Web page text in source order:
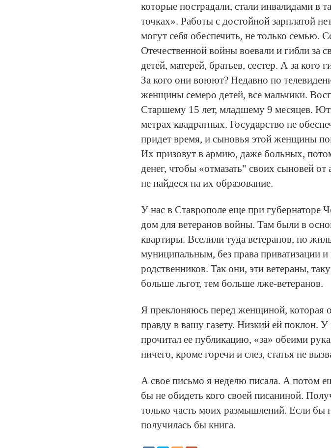
которые пострадали, стали инвалидами в
точках». Работы с достойной зарплатой
могут себя обеспечить, не только семью.
Отечественной войны воевали и гибли за
детей, матерей, братьев, сестер. А за кого
За кого они воюют? Недавно по
женщины семеро детей, все мальчики.
Старшему 15 лет, младшему 9 месяцев.
метрах квадратных. Государство не
придет время, и сыновья этой женщины
Их призовут в армию, даже больных,
денег, чтобы «отмазать" своих сыновей
не найдеся на их образование.
У нас в Ставрополе еще при губернаторе
дом для ветеранов войны. Там были в
квартиры. Вселили туда ветеранов, но
муниципальным, без права приватизации
родственников. Так они, эти ветераны,
больше льгот, тем больше лже-ветеранов.
Я преклоняюсь перед женщиной, которая
правду в вашу газету. Низкий ей поклон. У
прочитал ее публикацию, «за» обеими
ничего, кроме горечи и слез, статья не
А свое письмо я неделю писала. А потом
бы не обидеть кого своей писаниной.
только часть моих размышлений. Если бы
получилась бы книга.